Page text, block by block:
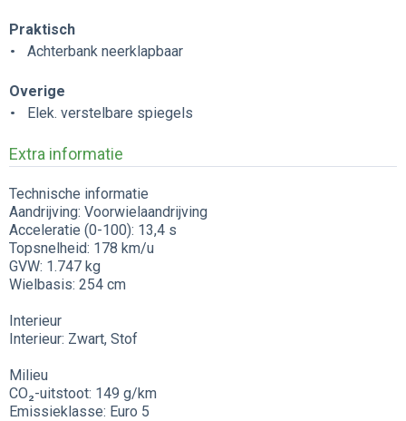
Praktisch
Achterbank neerklapbaar
Overige
Elek. verstelbare spiegels
Extra informatie
Technische informatie
Aandrijving: Voorwielaandrijving
Acceleratie (0-100): 13,4 s
Topsnelheid: 178 km/u
GVW: 1.747 kg
Wielbasis: 254 cm
Interieur
Interieur: Zwart, Stof
Milieu
CO₂-uitstoot: 149 g/km
Emissieklasse: Euro 5